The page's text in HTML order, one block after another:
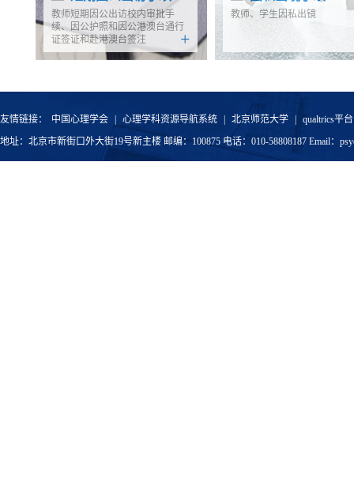
教师短期因公出访校内审批手
续、因公护照和因公港澳台通行
证签证和赴港澳台签注
+
教师、学生因私出镜
友情链接： 中国心理学会 心理学科资源导航系统 北京师范大学
qualtrics平台
地址：北京市新街口外大街19号新主楼 邮编：100875 电话：010-58808187 Email：